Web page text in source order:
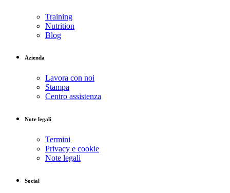
Training
Nutrition
Blog
Azienda
Lavora con noi
Stampa
Centro assistenza
Note legali
Termini
Privacy e cookie
Note legali
Social